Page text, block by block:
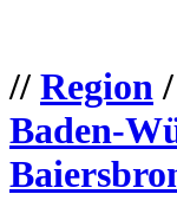
// Region/
Baden-